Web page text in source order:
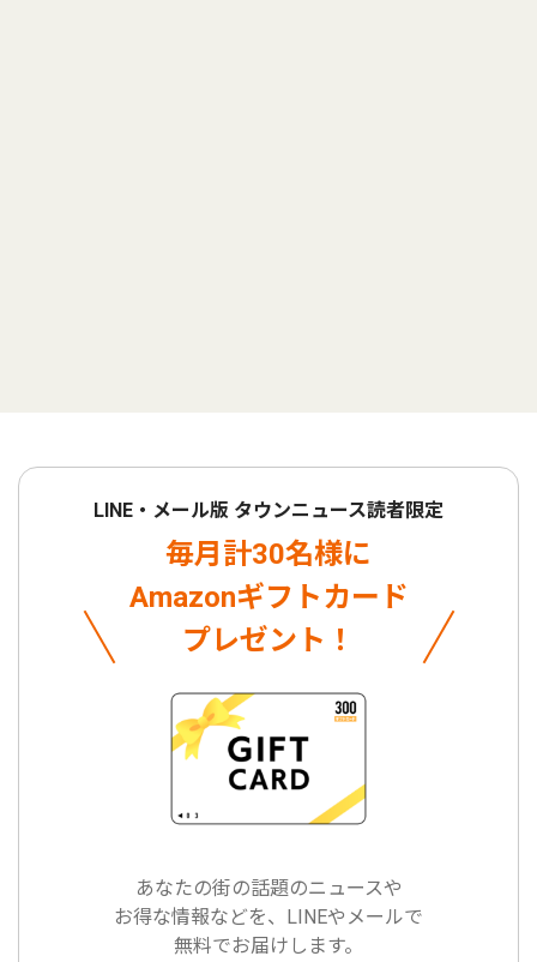
LINE・メール版 タウンニュース読者限定
毎月計30名様に
Amazonギフトカード
プレゼント！
あなたの街の話題のニュースや
お得な情報などを、LINEやメールで
無料でお届けします。